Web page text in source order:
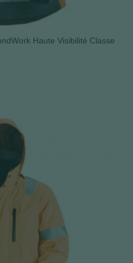
Haute Visibilité Classe